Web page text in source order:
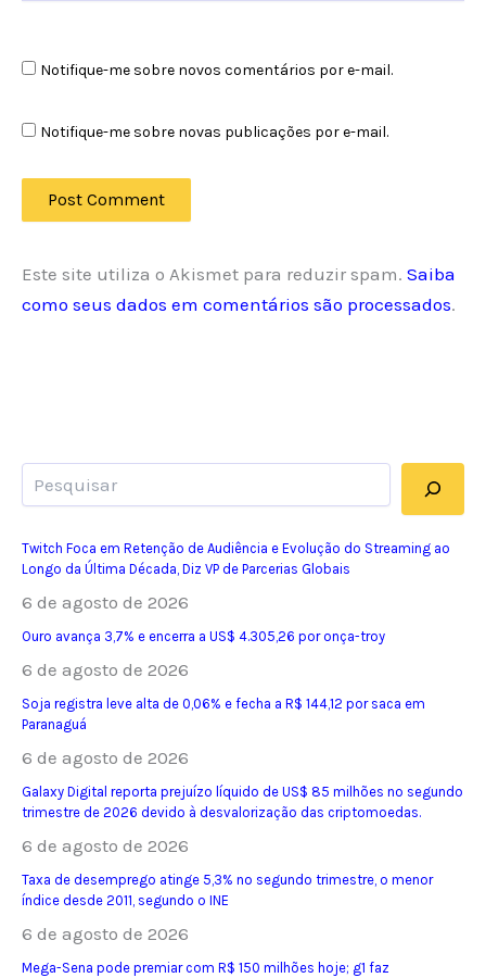
Notifique-me sobre novos comentários por e-mail.
Notifique-me sobre novas publicações por e-mail.
Este site utiliza o Akismet para reduzir spam. Saiba
como seus dados em comentários são processados.
Twitch Foca em Retenção de Audiência e Evolução do Streaming ao
Longo da Última Década, Diz VP de Parcerias Globais
6 de agosto de 2026
Ouro avança 3,7% e encerra a US$ 4.305,26 por onça-troy
6 de agosto de 2026
Soja registra leve alta de 0,06% e fecha a R$ 144,12 por saca em
Paranaguá
6 de agosto de 2026
Galaxy Digital reporta prejuízo líquido de US$ 85 milhões no segundo
trimestre de 2026 devido à desvalorização das criptomoedas.
6 de agosto de 2026
Taxa de desemprego atinge 5,3% no segundo trimestre, o menor
índice desde 2011, segundo o INE
6 de agosto de 2026
Mega-Sena pode premiar com R$ 150 milhões hoje; g1 faz